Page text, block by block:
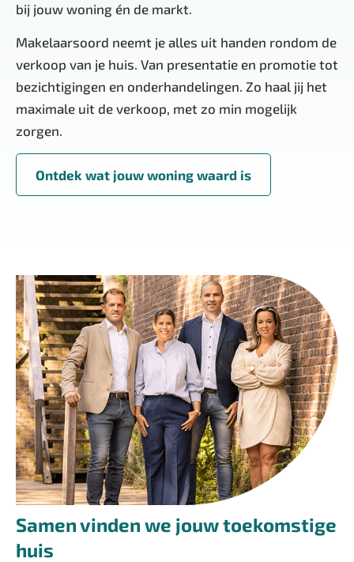
bij jouw woning én de markt.
Makelaarsoord neemt je alles uit handen rondom de
verkoop van je huis. Van presentatie en promotie tot
bezichtigingen en onderhandelingen. Zo haal jij het
maximale uit de verkoop, met zo min mogelijk
zorgen.
Ontdek wat jouw woning waard is
Samen vinden we jouw toekomstige
huis